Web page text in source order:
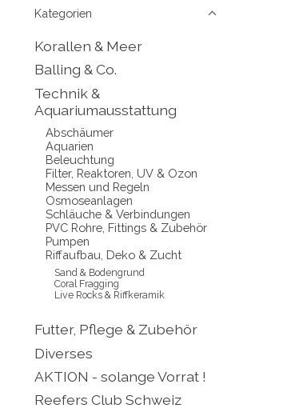
Kategorien
Korallen & Meer
Balling & Co.
Technik &
Aquariumausstattung
Abschäumer
Aquarien
Beleuchtung
Filter, Reaktoren, UV & Ozon
Messen und Regeln
Osmoseanlagen
Schläuche & Verbindungen
PVC Rohre, Fittings & Zubehör
Pumpen
Riffaufbau, Deko & Zucht
Sand & Bodengrund
Coral Fragging
Live Rocks & Riffkeramik
Futter, Pflege & Zubehör
Diverses
AKTION - solange Vorrat !
Reefers Club Schweiz